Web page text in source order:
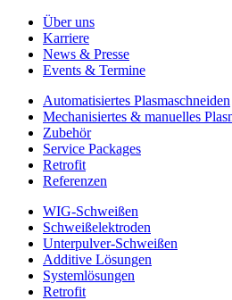
Über uns
Karriere
News & Presse
Events & Termine
Automatisiertes Plasmaschneiden
Mechanisiertes & manuelles
Zubehör
Service Packages
Retrofit
Referenzen
WIG-Schweißen
Schweißelektroden
Unterpulver-Schweißen
Additive Lösungen
Systemlösungen
Retrofit